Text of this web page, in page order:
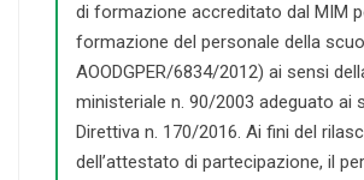
di formazione accreditato dal MIM
formazione del personale della
AOODGPER/6834/2012) ai sensi
ministeriale n. 90/2003 adeguato ai
Direttiva n. 170/2016. Ai fini del
dell’attestato di partecipazione, il